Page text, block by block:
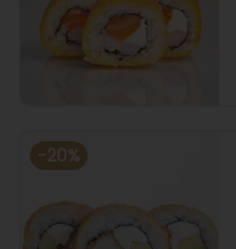
-20%